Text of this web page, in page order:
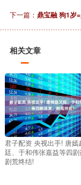
下一篇： 鼎宝融 狗1岁
相关文章
君子配资 央视出手! 唐嫣
廷、于和伟张嘉益等四剧
剧荒终结!